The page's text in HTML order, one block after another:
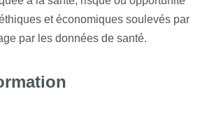
et économiques soulevés par
par les données de santé.